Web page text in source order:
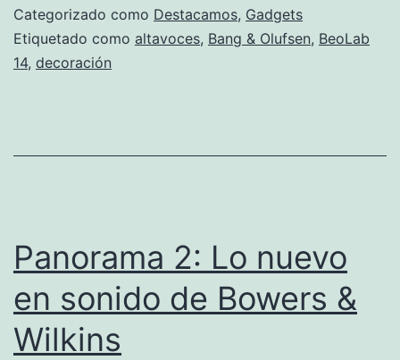
Categorizado como Destacamos, Gadgets
Etiquetado como altavoces, Bang & Olufsen, BeoLab
14, decoración
Panorama 2: Lo nuevo
en sonido de Bowers &
Wilkins